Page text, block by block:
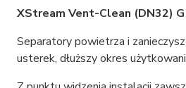
XStream Vent-Clean (DN32)
Separatory powietrza i
usterek, dłuższy okres